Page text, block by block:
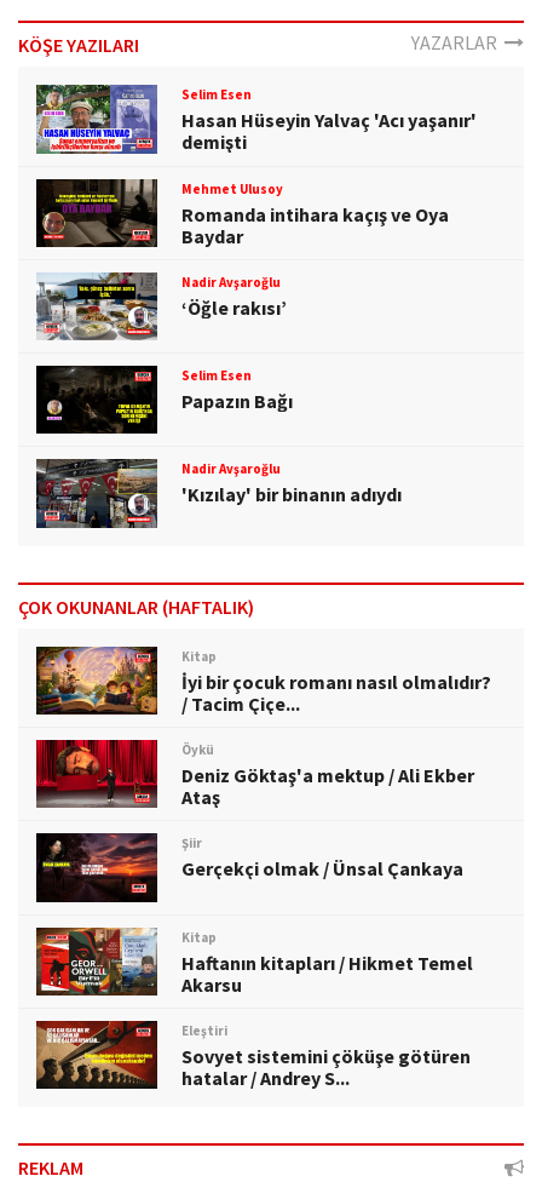
KÖŞE YAZILARI YAZARLAR
Selim Esen
Hasan Hüseyin Yalvaç 'Acı yaşanır'
demişti
Mehmet Ulusoy
Romanda intihara kaçış ve Oya
Baydar
Nadir Avşaroğlu
‘Öğle rakısı’
Selim Esen
Papazın Bağı
Nadir Avşaroğlu
'Kızılay' bir binanın adıydı
ÇOK OKUNANLAR (HAFTALIK)
Kitap
İyi bir çocuk romanı nasıl olmalıdır?
/ Tacim Çiçe...
Öykü
Deniz Göktaş'a mektup / Ali Ekber
Ataş
Şiir
Gerçekçi olmak / Ünsal Çankaya
Kitap
Haftanın kitapları / Hikmet Temel
Akarsu
Eleştiri
Sovyet sistemini çöküşe götüren
hatalar / Andrey S...
REKLAM